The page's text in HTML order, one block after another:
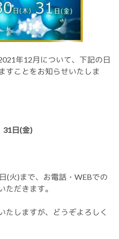
年12月について、下記の日
すことをお知らせいたしま
31日(金)
(火)まで、お電話・WEBでの
ただきます。
たしますが、どうぞよろしく